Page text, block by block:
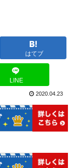
はてブ
LINE
2020.04.23